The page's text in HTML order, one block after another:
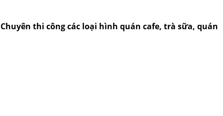
thi công các loại hình quán cafe, trà sữa, quán